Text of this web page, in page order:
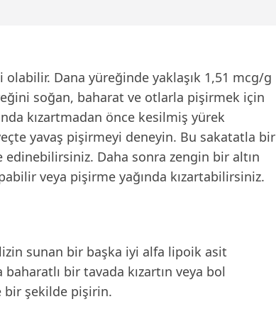
olabilir. Dana yüreğinde yaklaşık 1,51 mcg/g
soğan, baharat ve otlarla pişirmek için
kızartmadan önce kesilmiş yürek
yavaş pişirmeyi deneyin. Bu sakatatla bir
edinebilirsiniz. Daha sonra zengin bir altın
veya pişirme yağında kızartabilirsiniz.
sunan bir başka iyi alfa lipoik asit
bir tavada kızartın veya bol
bir şekilde pişirin.